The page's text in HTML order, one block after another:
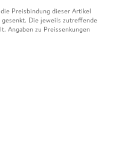
Preisbindung dieser Artikel
Die jeweils zutreffende
Angaben zu Preissenkungen